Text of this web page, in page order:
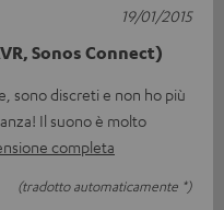
Sonos Connect)
sono discreti e non ho più
Il suono è molto
completa
(tradotto automaticamente *)
19/01/2015